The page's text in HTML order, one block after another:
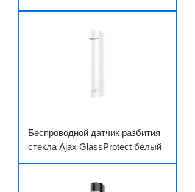
Беспроводной датчик разбития
стекла Ajax GlassProtect белый